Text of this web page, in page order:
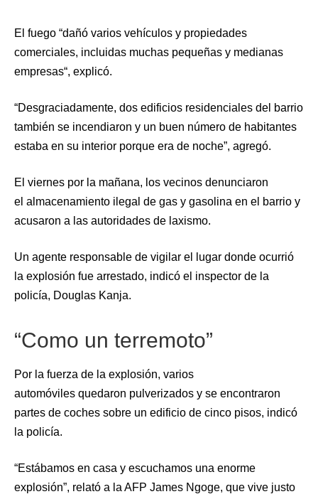
El fuego “dañó varios vehículos y propiedades
comerciales, incluidas muchas pequeñas y medianas
empresas“, explicó.
“Desgraciadamente, dos edificios residenciales del barrio
también se incendiaron y un buen número de habitantes
estaba en su interior porque era de noche”, agregó.
El viernes por la mañana, los vecinos denunciaron
el almacenamiento ilegal de gas y gasolina en el barrio y
acusaron a las autoridades de laxismo.
Un agente responsable de vigilar el lugar donde ocurrió
la explosión fue arrestado, indicó el inspector de la
policía, Douglas Kanja.
“Como un terremoto”
Por la fuerza de la explosión, varios
automóviles quedaron pulverizados y se encontraron
partes de coches sobre un edificio de cinco pisos, indicó
la policía.
“Estábamos en casa y escuchamos una enorme
explosión”, relató a la AFP James Ngoge, que vive justo